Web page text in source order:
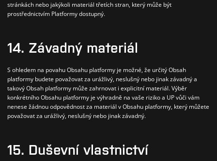
stránkách nebo jakýkoli materiál třetích stran, který může být
prostřednictvím Platformy dostupný.
14. Závadný materiál
S ohledem na povahu Obsahu platformy je možné, že určitý Obsah
platformy budete považovat za urážlivý, neslušný nebo jinak závadný a
takový Obsah platformy může zahrnovat i explicitní materiál. Výběr
konkrétního Obsahu platformy je výhradně na vaše riziko a UP vůči vám
nenese žádnou odpovědnost za materiál v Obsahu platformy, který můžete
považovat za urážlivý, neslušný nebo jinak závadný.
15. Duševní vlastnictví